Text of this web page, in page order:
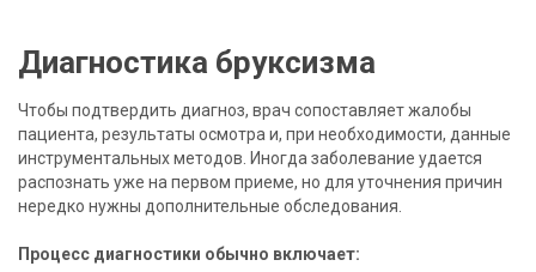
Диагностика бруксизма
Чтобы подтвердить диагноз, врач сопоставляет жалобы
пациента, результаты осмотра и, при необходимости, данные
инструментальных методов. Иногда заболевание удается
распознать уже на первом приеме, но для уточнения причин
нередко нужны дополнительные обследования.
Процесс диагностики обычно включает: